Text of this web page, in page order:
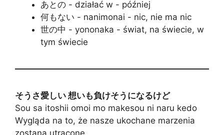
あとの - działać w - później
何もない - nanimonai - nic, nie ma nic
世の中 - yononaka - świat, na świecie, w
tym świecie
そうさ愛しい 想いも負けそうになるけど
Sou sa itoshii omoi mo makesou ni naru kedo
Wygląda na to, że nasze ukochane marzenia
zostaną utracone